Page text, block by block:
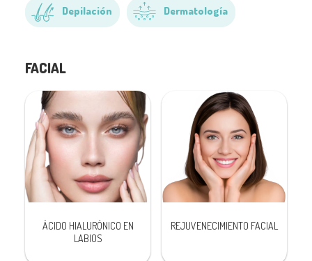
Depilación Dermatología
FACIAL
ÁCIDO HIALURÓNICO EN
LABIOS
REJUVENECIMIENTO FACIAL